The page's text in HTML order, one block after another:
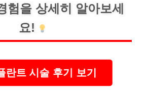
험을 상세히 알아보세
요!
트 시술 후기 보기